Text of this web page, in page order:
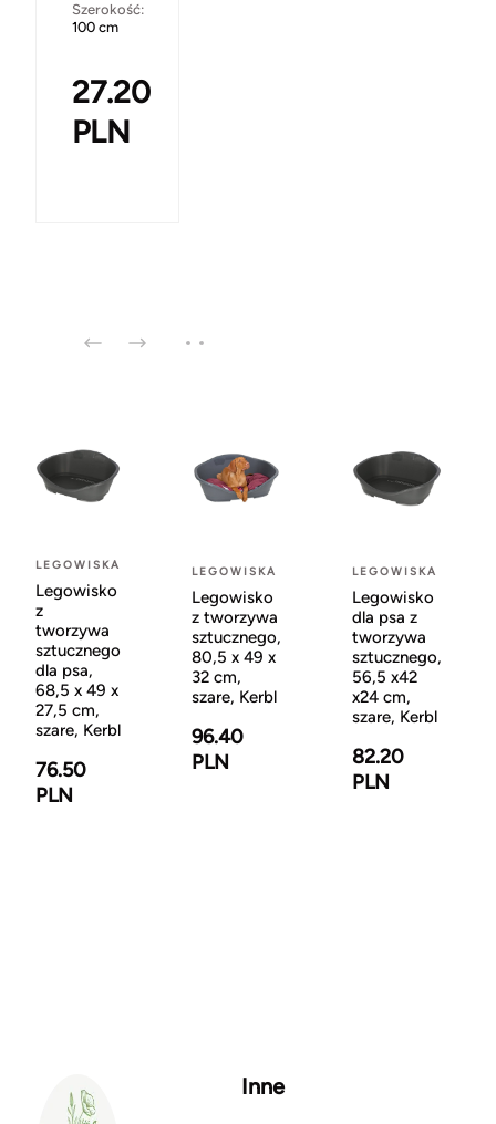
Szerokość:
100 cm
27.20
PLN
LEGOWISKA
Legowisko
z
tworzywa
sztucznego
dla psa,
68,5 x 49 x
27,5 cm,
szare, Kerbl
76.50
PLN
LEGOWISKA
Legowisko
z tworzywa
sztucznego,
80,5 x 49 x
32 cm,
szare, Kerbl
96.40
PLN
LEGOWISKA
Legowisko
dla psa z
tworzywa
sztucznego,
56,5 x42
x24 cm,
szare, Kerbl
82.20
PLN
Inne